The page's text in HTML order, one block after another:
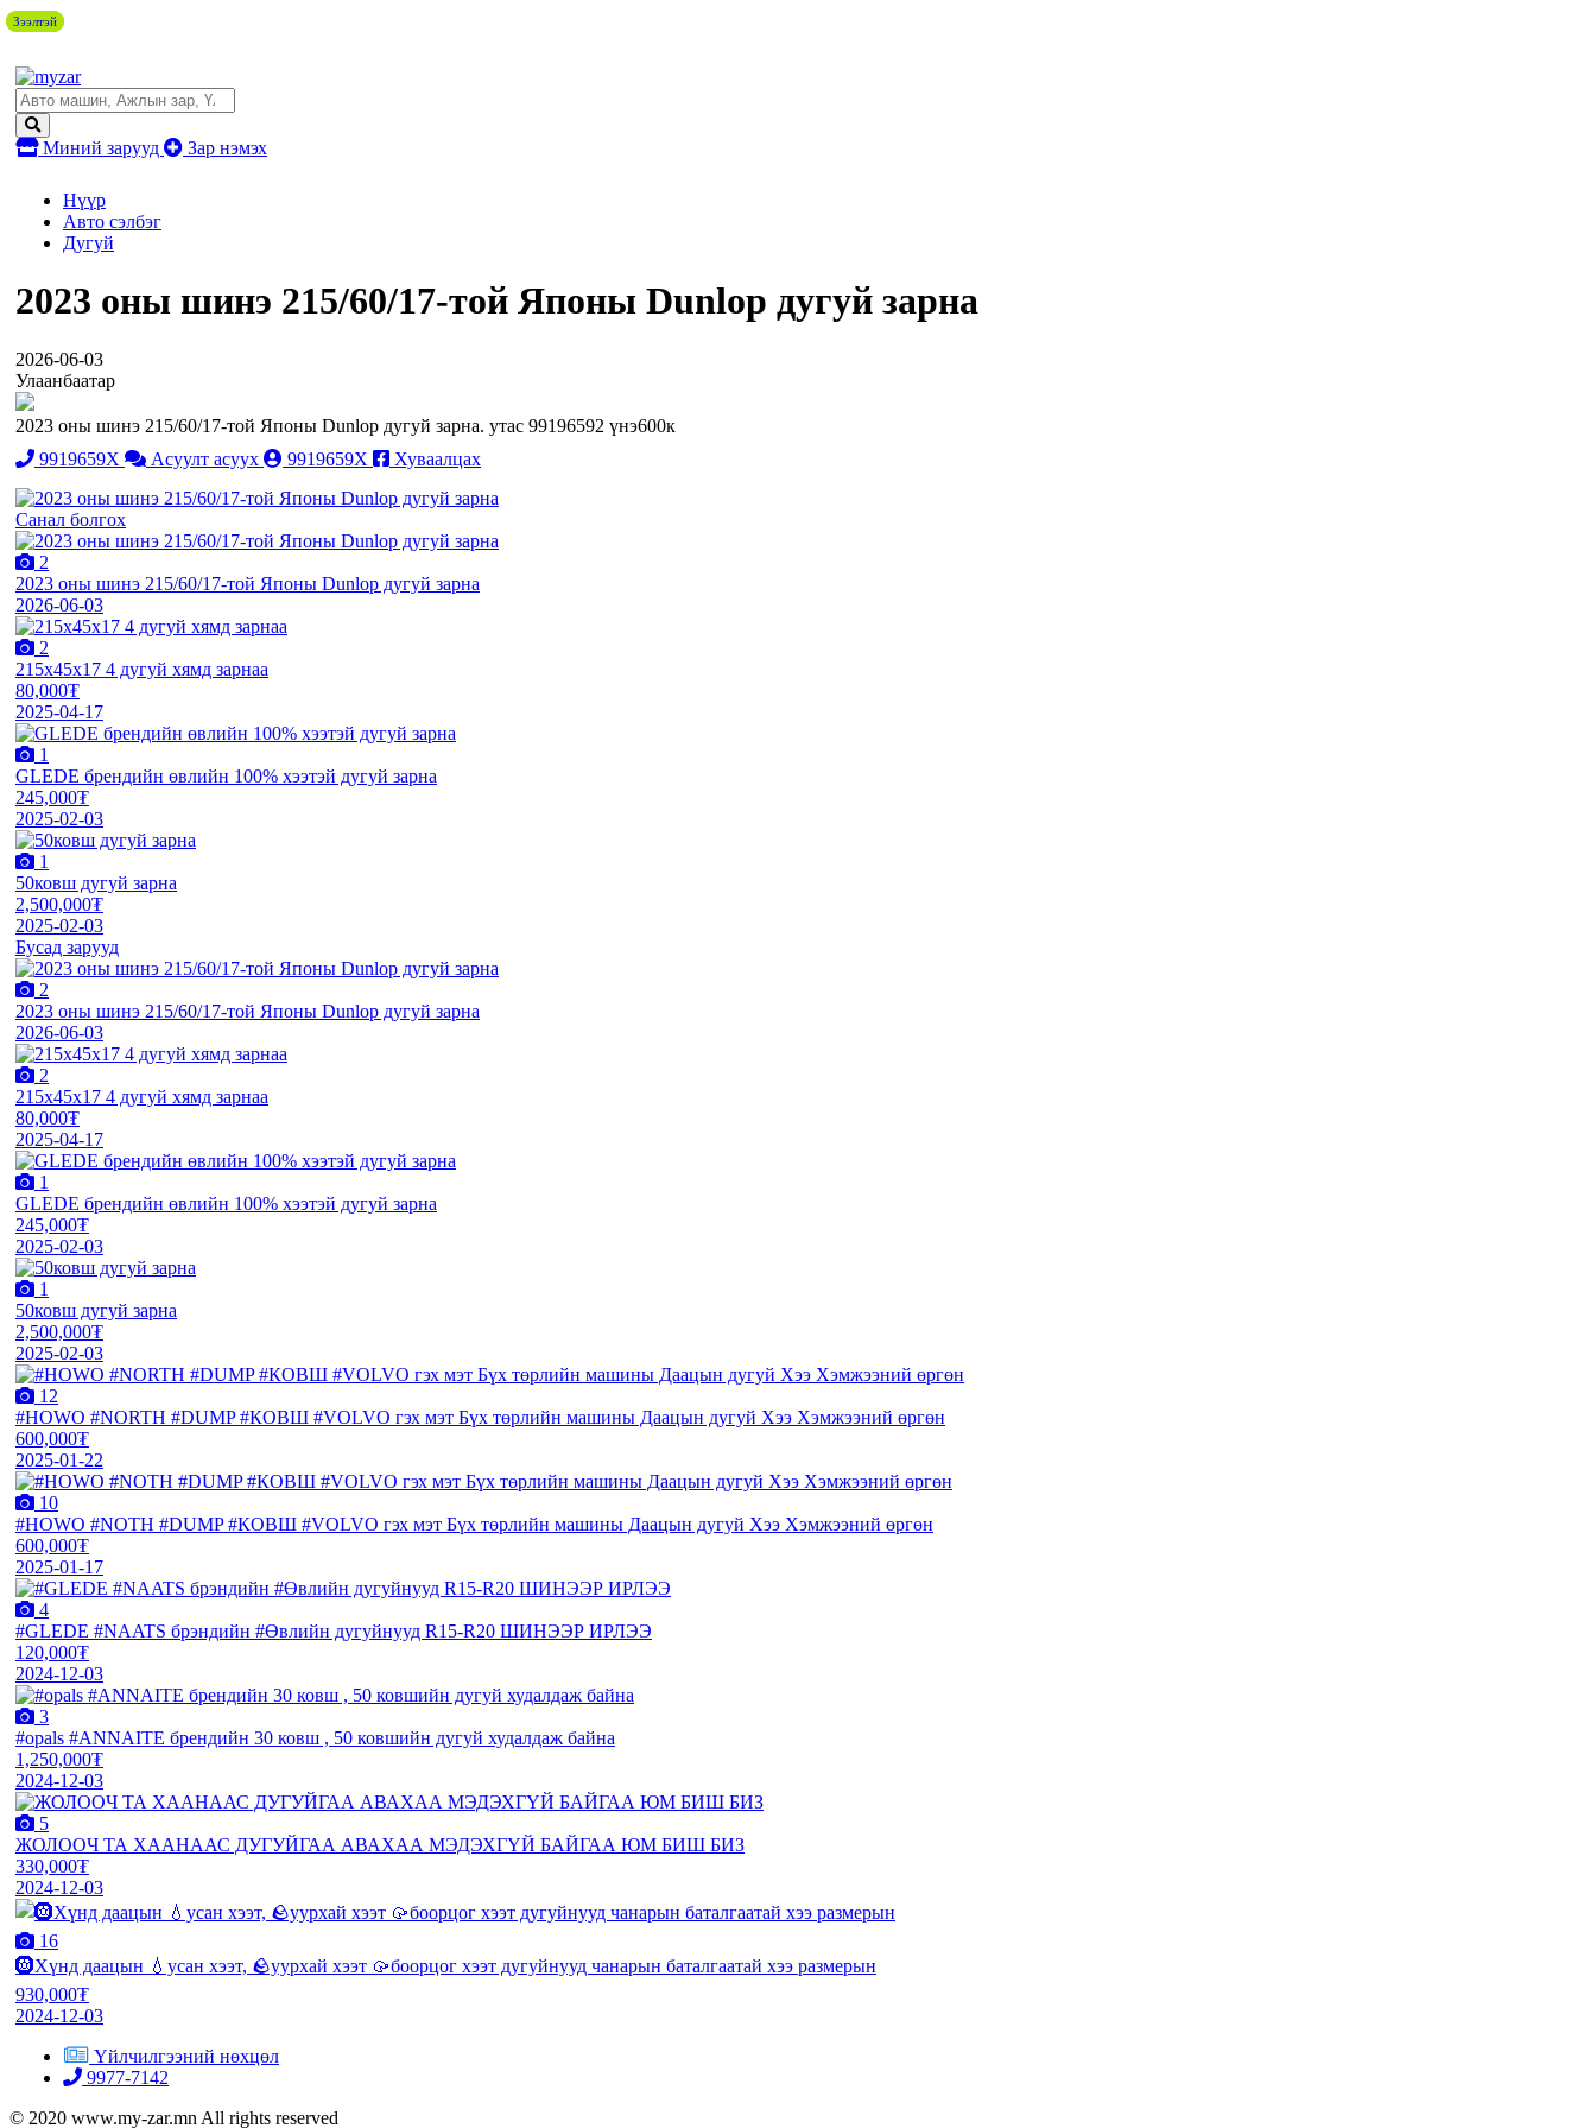
Миний зарууд Зар нэмэх
Нүүр
Авто сэлбэг
Дугуй
2023 оны шинэ 215/60/17-той Японы Dunlop дугуй зарна
2026-06-03
Улаанбаатар
2023 оны шинэ 215/60/17-той Японы Dunlop дугуй зарна. утас 99196592 үнэ600к
9919659X
Асуулт асуух 9919659X Хуваалцах
Санал болгох
2
2023 оны шинэ 215/60/17-той Японы Dunlop дугуй зарна
2026-06-03
2
215х45х17 4 дугуй хямд зарнаа
80,000₮
2025-04-17
1
GLEDE брендийн өвлийн 100% хээтэй дугуй зарна
245,000₮
2025-02-03
Зээлтэй
1
50ковш дугуй зарна
2,500,000₮
2025-02-03
Бусад зарууд
2
2023 оны шинэ 215/60/17-той Японы Dunlop дугуй зарна
2026-06-03
2
215х45х17 4 дугуй хямд зарнаа
80,000₮
2025-04-17
1
GLEDE брендийн өвлийн 100% хээтэй дугуй зарна
245,000₮
2025-02-03
Зээлтэй
1
50ковш дугуй зарна
2,500,000₮
2025-02-03
12
#HOWO #NORTH #DUMP #КОВШ #VOLVO гэх мэт Бүх төрлийн машины Даацын дугуй Хээ Хэмжээний өргөн
600,000₮
2025-01-22
10
#HOWO #NOTH #DUMP #КОВШ #VOLVO гэх мэт Бүх төрлийн машины Даацын дугуй Хээ Хэмжээний өргөн
600,000₮
2025-01-17
4
#GLEDE #NAATS брэндийн #Өвлийн дугуйнууд R15-R20 ШИНЭЭР ИРЛЭЭ
120,000₮
2024-12-03
Зээлтэй
3
#opals #ANNAITE брендийн 30 ковш , 50 ковшийн дугуй худалдаж байна
1,250,000₮
2024-12-03
5
ЖОЛООЧ ТА ХААНААС ДУГУЙГАА АВАХАА МЭДЭХГҮЙ БАЙГАА ЮМ БИШ БИЗ
330,000₮
2024-12-03
16
🛞Хүнд даацын 💧усан хээт, 🪨уурхай хээт 🥠боорцог хээт дугуйнууд чанарын баталгаатай хээ размерын
930,000₮
2024-12-03
Үйлчилгээний нөхцөл
9977-7142
© 2020 www.my-zar.mn All rights reserved